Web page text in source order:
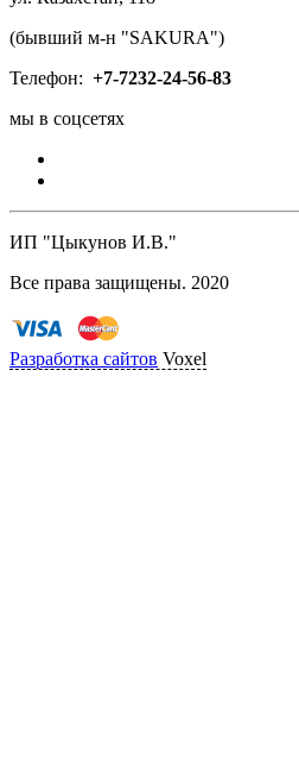
(бывший м-н "SAKURA")
Телефон: +7-7232-24-56-83
мы в соцсетях
ИП "Цыкунов И.В."
Все права защищены. 2020
Разработка сайтов Voxel